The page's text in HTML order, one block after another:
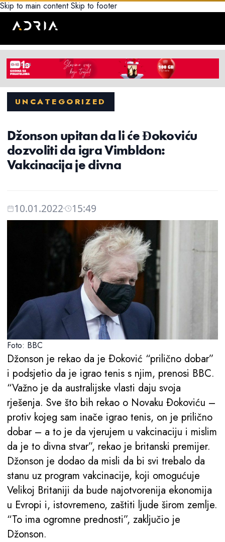
Skip to main content Skip to footer
UNCATEGORIZED
Džonson upitan da li će Ðokoviću
dozvoliti da igra Vimbldon:
Vakcinacija je divna
10.01.2022 15:49
Foto: BBC
Džonson je rekao da je Ðoković “prilično dobar”
i podsjetio da je igrao tenis s njim, prenosi BBC.
“Važno je da australijske vlasti daju svoja
rješenja. Sve što bih rekao o Novaku Ðokoviću –
protiv kojeg sam inače igrao tenis, on je prilično
dobar – a to je da vjerujem u vakcinaciju i mislim
da je to divna stvar”, rekao je britanski premijer.
Džonson je dodao da misli da bi svi trebalo da
stanu uz program vakcinacije, koji omogućuje
Velikoj Britaniji da bude najotvorenija ekonomija
u Evropi i, istovremeno, zaštiti ljude širom zemlje.
“To ima ogromne prednosti”, zaključio je
Džonson.